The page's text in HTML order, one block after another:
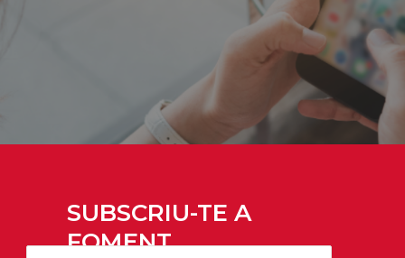
SUBSCRIU-TE A
FOMENT